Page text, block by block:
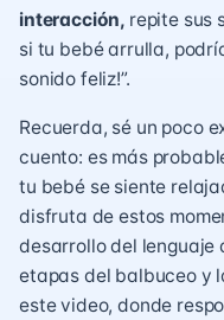
interacción, repite sus
si tu bebé arrulla,
sonido feliz!”.
Recuerda, sé un poco
cuento: es más
tu bebé se siente
disfruta de estos
desarrollo del lenguaje
etapas del balbuceo y
este video, donde